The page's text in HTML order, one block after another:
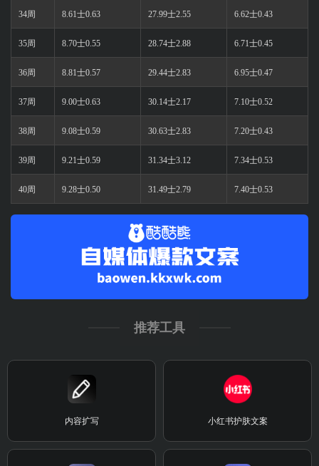
34周 8.61士0.63 27.99士2.55 6.62士0.43
35周 8.70士0.55 28.74士2.88 6.71士0.45
36周 8.81士0.57 29.44士2.83 6.95士0.47
37周 9.00士0.63 30.14士2.17 7.10士0.52
38周 9.08士0.59 30.63士2.83 7.20士0.43
39周 9.21士0.59 31.34士3.12 7.34士0.53
40周 9.28士0.50 31.49士2.79 7.40士0.53
推荐工具
内容扩写 小红书护肤文案